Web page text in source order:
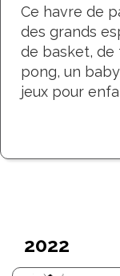
Ce havre de
des grands
de basket,
pong, un
jeux pour
2022